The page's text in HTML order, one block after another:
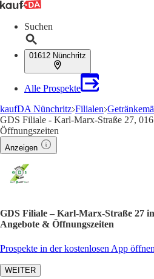
Suchen
01612 Nünchritz
Alle Prospekte
kaufDA Nünchritz Filialen
GDS Filiale - Karl-Marx-Straße 27,
Öffnungszeiten
Anzeigen
GDS Filiale – Karl-Marx-Straße 27
Angebote & Öffnungszeiten
Prospekte in der kostenlosen App öffnen
WEITER